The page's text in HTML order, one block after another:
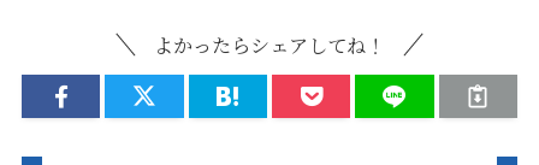
よかったらシェアしてね！